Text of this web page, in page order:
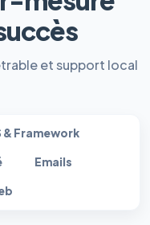
et support local
& Framework
Emails